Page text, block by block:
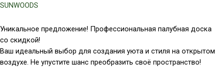
Перейти
содержимому
SUNWOODS
Уникальное предложение! Профессиональная палубная доска
со скидкой!
Ваш идеальный выбор для создания уюта и стиля на открытом
воздухе. Не упустите шанс преобразить своё пространство!